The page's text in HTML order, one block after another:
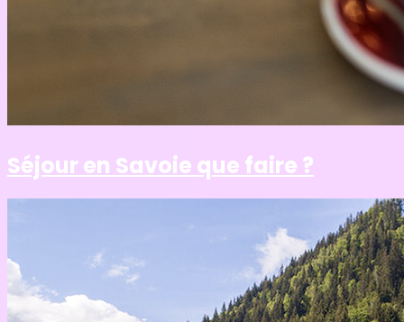
Séjour en Savoie que faire ?